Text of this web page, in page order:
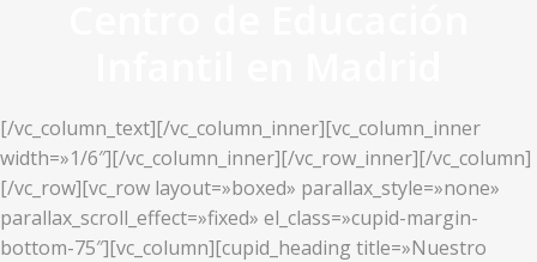
[/vc_column_text][/vc_column_inner][vc_column_inner
width=»1/6″][/vc_column_inner][/vc_row_inner][/vc_column]
[/vc_row][vc_row layout=»boxed» parallax_style=»none»
parallax_scroll_effect=»fixed» el_class=»cupid-margin-
bottom-75″][vc_column][cupid_heading title=»Nuestro